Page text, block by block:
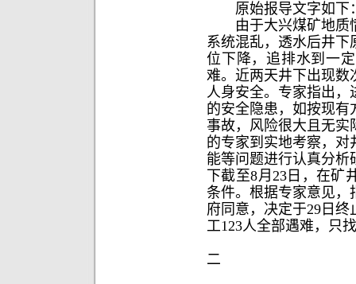
原始报导文字如下
由于大兴煤矿地质
系统混乱，透水后井
位下降，追排水到一
难。近两天井下出现数
人身安全。专家指出
的安全隐患，如按现
事故，风险很大且无实
的专家到实地考察，
能等问题进行认真分
下截至8月23日，在
条件。根据专家意见，
府同意，决定于29日
工123人全部遇难，只
二